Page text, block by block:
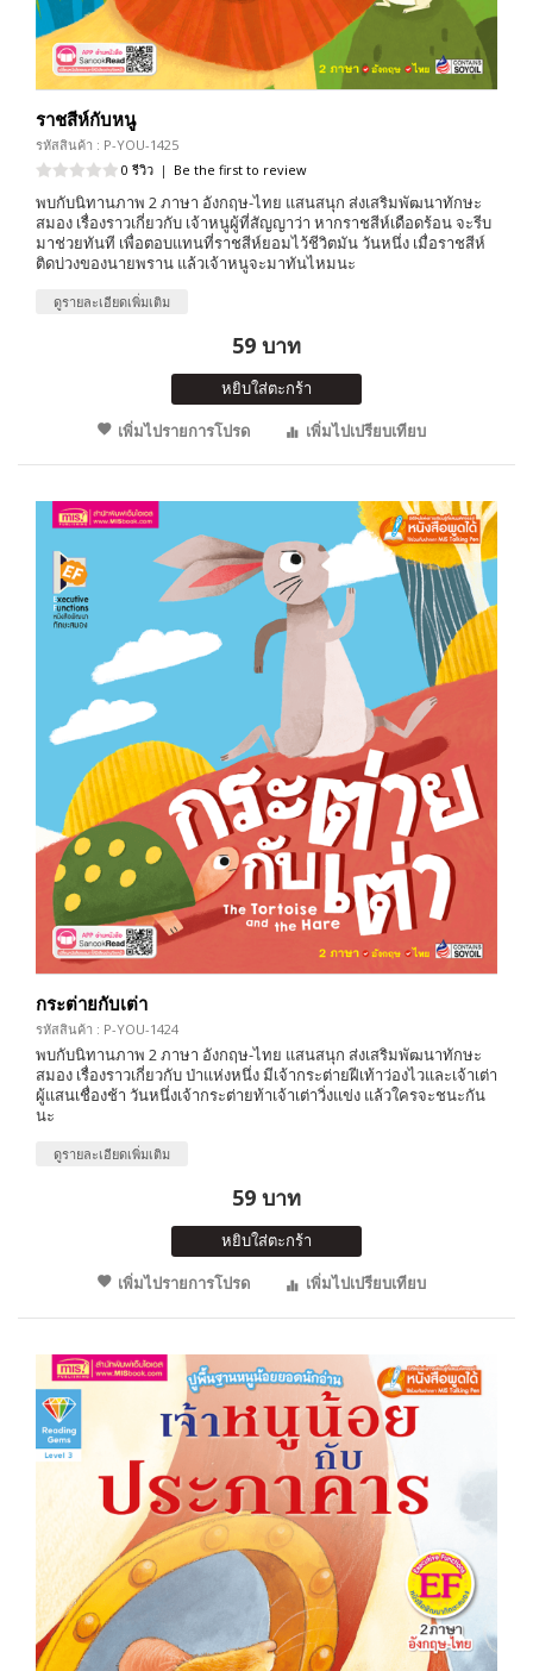
ราชสีห์กับหนู
รหัสสินค้า : P-YOU-1425
0 รีวิว | Be the first to review
พบกับนิทานภาพ 2 ภาษา อังกฤษ-ไทย แสนสนุก ส่งเสริมพัฒนาทักษะ
สมอง เรื่องราวเกี่ยวกับ เจ้าหนูผู้ที่สัญญาว่า หากราชสีห์เดือดร้อน จะรีบ
มาช่วยทันที เพื่อตอบแทนที่ราชสีห์ยอมไว้ชีวิตมัน วันหนึ่ง เมื่อราชสีห์
ติดบ่วงของนายพราน แล้วเจ้าหนูจะมาทันไหมนะ
ดูรายละเอียดเพิ่มเติม
59 บาท
หยิบใส่ตะกร้า
เพิ่มไปรายการโปรด
เพิ่มไปเปรียบเทียบ
กระต่ายกับเต่า
รหัสสินค้า : P-YOU-1424
พบกับนิทานภาพ 2 ภาษา อังกฤษ-ไทย แสนสนุก ส่งเสริมพัฒนาทักษะ
สมอง เรื่องราวเกี่ยวกับ ป่าแห่งหนึ่ง มีเจ้ากระต่ายฝีเท้าว่องไวและเจ้าเต่า
ผู้แสนเชื่องช้า วันหนึ่งเจ้ากระต่ายท้าเจ้าเต่าวิ่งแข่ง แล้วใครจะชนะกัน
นะ
ดูรายละเอียดเพิ่มเติม
59 บาท
หยิบใส่ตะกร้า
เพิ่มไปรายการโปรด
เพิ่มไปเปรียบเทียบ